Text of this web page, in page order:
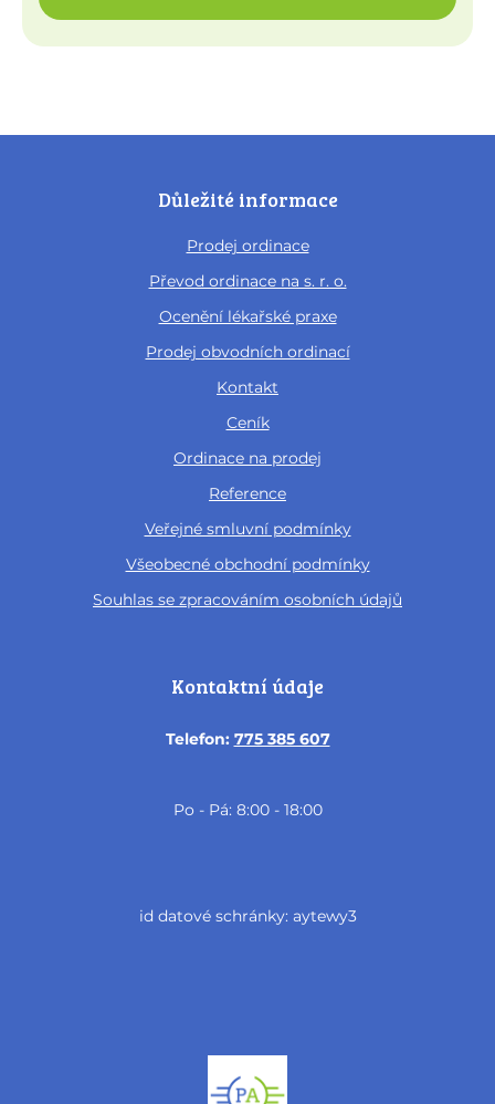
Důležité informace
Prodej ordinace
Převod ordinace na s. r. o.
Ocenění lékařské praxe
Prodej obvodních ordinací
Kontakt
Ceník
Ordinace na prodej
Reference
Veřejné smluvní podmínky
Všeobecné obchodní podmínky
Souhlas se zpracováním osobních údajů
Kontaktní údaje
Telefon: 775 385 607
Po - Pá: 8:00 - 18:00
id datové schránky: aytewy3